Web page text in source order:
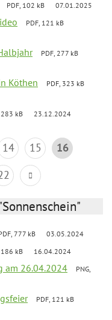
PDF, 102 kB 07.01.2025
PDF, 121 kB
PDF, 277 kB
Köthen
PDF, 323 kB
283 kB 23.12.2024
14 15
16
777 kB 03.05.2024
186 kB 16.04.2024
am 26.04.2024
PNG,
PDF, 121 kB